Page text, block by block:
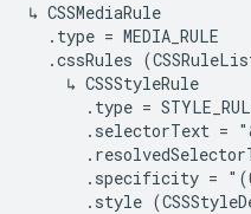
↳ CSSMediaRule
  .type = MEDIA_RULE
.cssRules
    ↳ CSSStyleRule
.type =
.selectorText =
.specificity =
.style